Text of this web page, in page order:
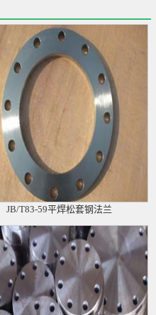
JB/T83-59平焊松套钢法兰